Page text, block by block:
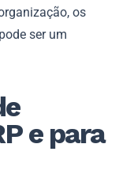
os
ser um
e para